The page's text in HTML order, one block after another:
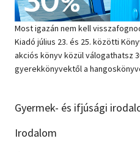
Hobbi, szabadidő
Irodalom
Művészet
Szótár, nyelvkönyv
Tankönyv, segédkönyv
Most igazán nem kell
Kiadó július 23. és 25. közötti
akciós könyv közül válogathatsz
gyerekkönyvektől a
Gyermek- és ifjúsági
Irodalom